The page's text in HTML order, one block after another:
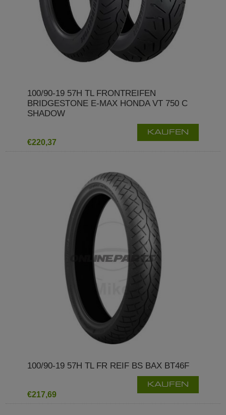
100/90-19 57H TL FRONTREIFEN
BRIDGESTONE E-MAX HONDA VT 750 C
SHADOW
€220,37
KAUFEN
100/90-19 57H TL FR REIF BS BAX BT46F
€217,69
KAUFEN